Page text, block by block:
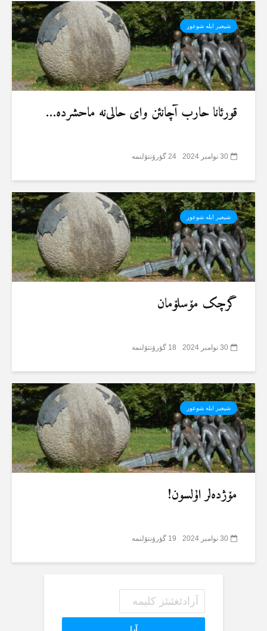
شیعیر ایلە شوعور
قورئانا حارب آچانئن وای حالی‌نە ماحشردە…
30 نوامبر 2024 24 گؤرۆنتۆلنمە
شیعیر ایلە شوعور
گرچک مۆسلۆمان
30 نوامبر 2024 18 گؤرۆنتۆلنمە
شیعیر ایلە شوعور
مۆژدەلر اۇلسون!
30 نوامبر 2024 19 گؤرۆنتۆلنمە
آرا